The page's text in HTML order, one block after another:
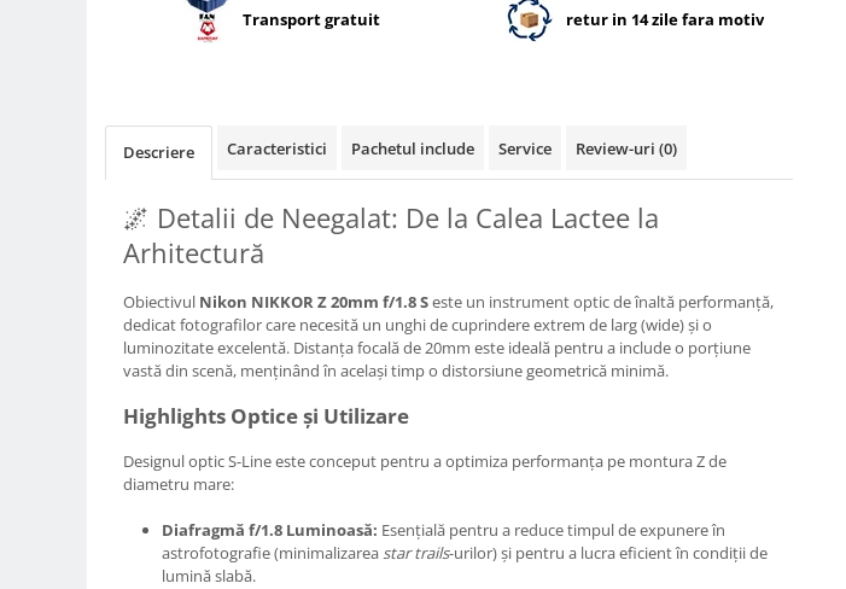
Alimentare auxiliara blitz
Bounce-uri, Softbox-uri
Ring-Flash Adaptor
Bracket-uri si suporti
Huse protectie blitz extern
Huse protectie filtre gel
Accesorii Aparate Digitale
Carduri memorie
Huse protectie card memorie
Transport gratuit retur in 14 zile fara motiv
Descriere Caracteristici Pachetul include Service Review-uri (0)
🌌 Detalii de Neegalat: De la Calea Lactee la
Arhitectură
Obiectivul Nikon NIKKOR Z 20mm f/1.8 Seste un instrument optic de înaltă performanță,
dedicat fotografilor care necesită un unghi de cuprindere extrem de larg (wide) și o
luminozitate excelentă. Distanța focală de 20mm este ideală pentru a include o porțiune
vastă din scenă, menținând în același timp o distorsiune geometrică minimă.
Highlights Optice și Utilizare
Designul optic S-Line este conceput pentru a optimiza performanța pe montura Z de
diametru mare:
Diafragmă f/1.8 Luminoasă: Esențială pentru a reduce timpul de expunere în
astrofotografie (minimalizarea star trails-urilor) și pentru a lucra eficient în condiții de
lumină slabă.